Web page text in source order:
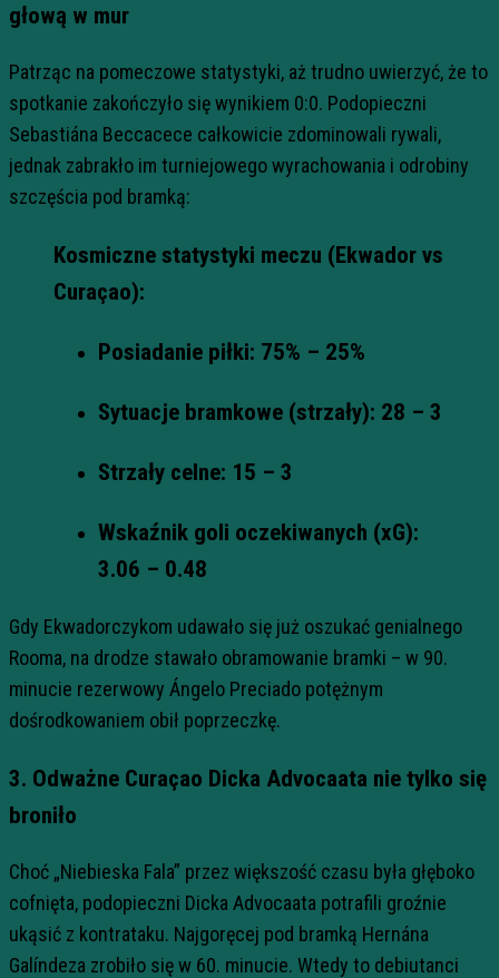
głową w mur
Patrząc na pomeczowe statystyki, aż trudno uwierzyć, że to
spotkanie zakończyło się wynikiem 0:0. Podopieczni
Sebastiána Beccacece całkowicie zdominowali rywali,
jednak zabrakło im turniejowego wyrachowania i odrobiny
szczęścia pod bramką:
Kosmiczne statystyki meczu (Ekwador vs
Curaçao):
Posiadanie piłki: 75% – 25%
Sytuacje bramkowe (strzały): 28 – 3
Strzały celne: 15 – 3
Wskaźnik goli oczekiwanych (xG):
3.06 – 0.48
Gdy Ekwadorczykom udawało się już oszukać genialnego
Rooma, na drodze stawało obramowanie bramki – w 90.
minucie rezerwowy Ángelo Preciado potężnym
dośrodkowaniem obił poprzeczkę.
3. Odważne Curaçao Dicka Advocaata nie tylko się
broniło
Choć „Niebieska Fala” przez większość czasu była głęboko
cofnięta, podopieczni Dicka Advocaata potrafili groźnie
ukąsić z kontrataku. Najgoręcej pod bramką Hernána
Galíndeza zrobiło się w 60. minucie. Wtedy to debiutanci